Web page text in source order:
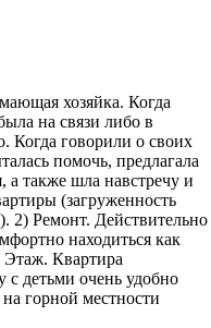
хозяйка. Когда
на связи либо в
Когда говорили о своих
помочь, предлагала
также шла навстречу и
(загруженность
2) Ремонт. Действительно
находиться как
Этаж. Квартира
с детьми очень удобно
горной местности